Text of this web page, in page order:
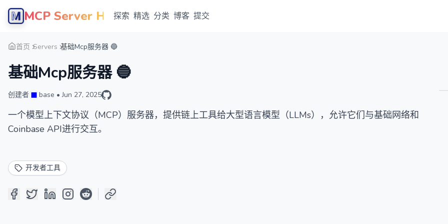
MCP Server Hub探索 精选 分类 博客 提交
首页 Servers 基础Mcp服务器 🔵
基础Mcp服务器 🔵
创建者 base • Jun 27, 2025
一个模型上下文协议（MCP）服务器，提供链上工具给大型语言模型（LLMs），允许它们与基础网络和
Coinbase API进行交互。
开发者工具